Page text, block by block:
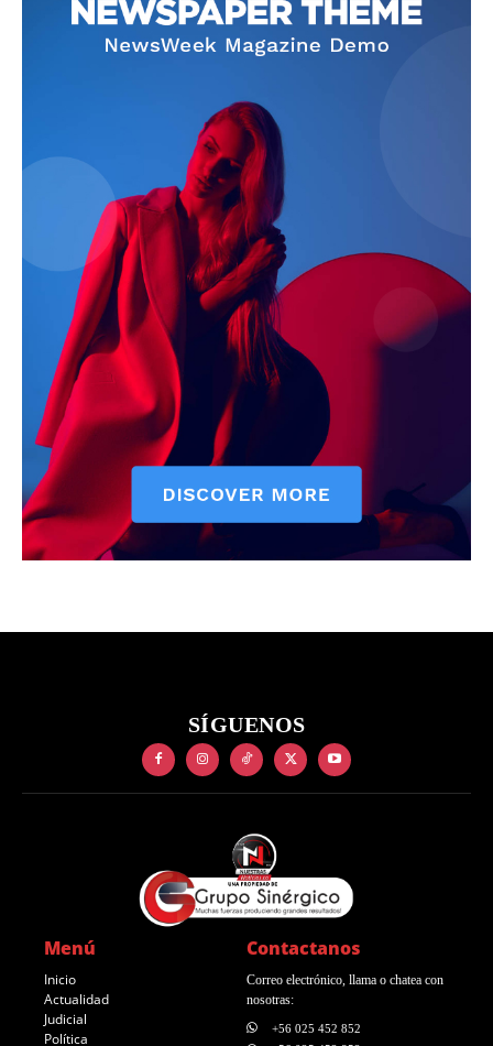
SÍGUENOS
Menú
Inicio
Actualidad
Judicial
Política
Contactanos
Correo electrónico, llama o chatea con
nosotras:
+56 025 452 852